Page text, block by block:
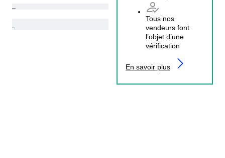
Tous nos
vendeurs font
l’objet d’une
vérification
En savoir plus